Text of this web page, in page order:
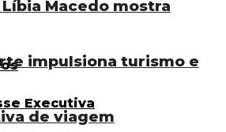
Executiva
Macedo mostra
impulsiona turismo e
de viagem